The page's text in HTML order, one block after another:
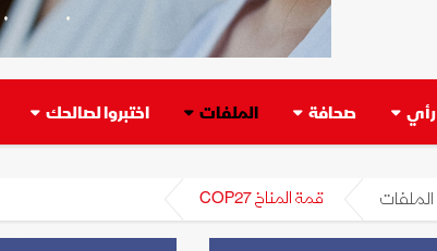
رأي صحافة الملفات اختبروا لصالحك
الملفات قمة المناخ COP27